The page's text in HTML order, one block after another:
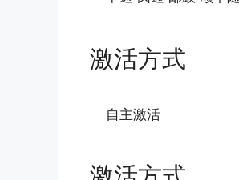
激活方式
自主激活